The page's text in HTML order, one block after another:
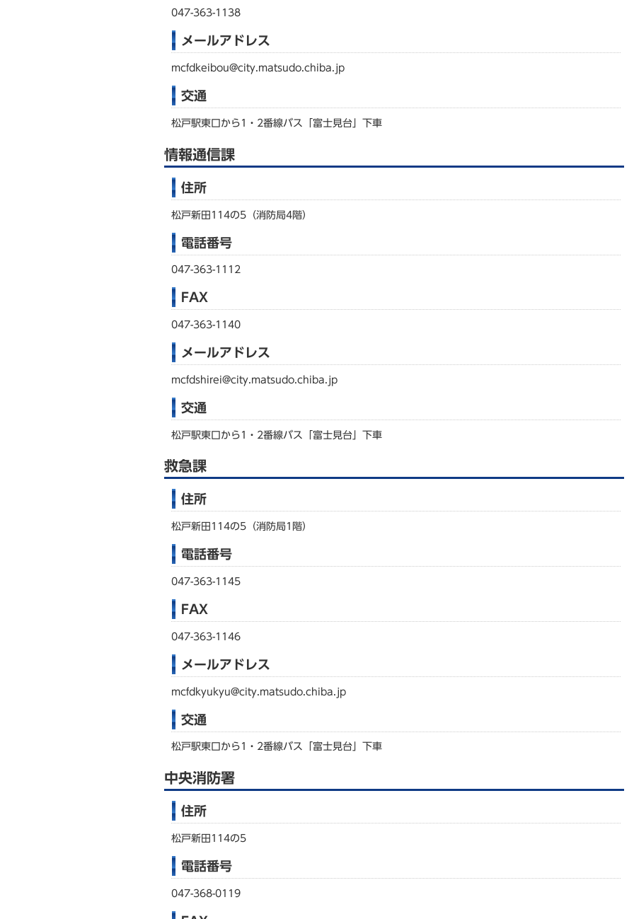
047-363-1138
メールアドレス
mcfdkeibou@city.matsudo.chiba.jp
交通
松戸駅東口から1・2番線バス「富士見台」下車
情報通信課
住所
松戸新田114の5（消防局4階）
電話番号
047-363-1112
FAX
047-363-1140
メールアドレス
mcfdshirei@city.matsudo.chiba.jp
交通
松戸駅東口から1・2番線バス「富士見台」下車
救急課
住所
松戸新田114の5（消防局1階）
電話番号
047-363-1145
FAX
047-363-1146
メールアドレス
mcfdkyukyu@city.matsudo.chiba.jp
交通
松戸駅東口から1・2番線バス「富士見台」下車
中央消防署
住所
松戸新田114の5
電話番号
047-368-0119